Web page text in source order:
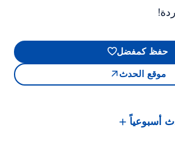
حفظ كمفضل
موقع الحدث
أسبوعياً